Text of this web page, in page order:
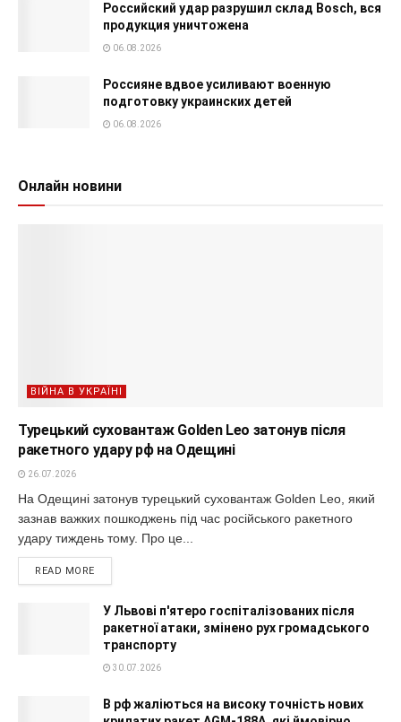
Российский удар разрушил склад Bosch, вся
продукция уничтожена
06.08.2026
Россияне вдвое усиливают военную
подготовку украинских детей
06.08.2026
Онлайн новини
ВІЙНА В УКРАЇНІ
Турецький суховантаж Golden Leo затонув після
ракетного удару рф на Одещині
26.07.2026
На Одещині затонув турецький суховантаж Golden Leo, який
зазнав важких пошкоджень під час російського ракетного
удару тиждень тому. Про це...
READ MORE
У Львові п'ятеро госпіталізованих після
ракетної атаки, змінено рух громадського
транспорту
30.07.2026
В рф жаліються на високу точність нових